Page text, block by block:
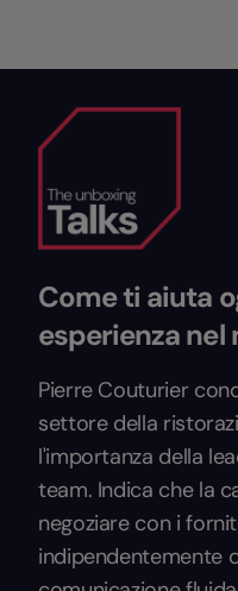
Come ti aiuta
esperienza nel
Pierre Couturier
settore della
l'importanza della
team. Indica che la
negoziare con i
indipendentemente